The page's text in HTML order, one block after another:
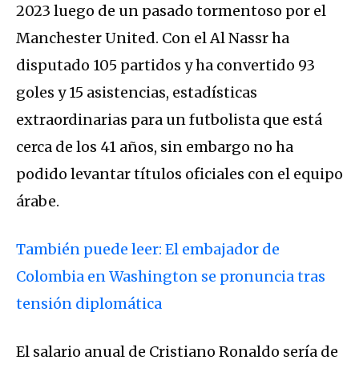
2023 luego de un pasado tormentoso por el
Manchester United. Con el Al Nassr ha
disputado 105 partidos y ha convertido 93
goles y 15 asistencias, estadísticas
extraordinarias para un futbolista que está
cerca de los 41 años, sin embargo no ha
podido levantar títulos oficiales con el equipo
árabe.
También puede leer: El embajador de
Colombia en Washington se pronuncia tras
tensión diplomática
El salario anual de Cristiano Ronaldo sería de